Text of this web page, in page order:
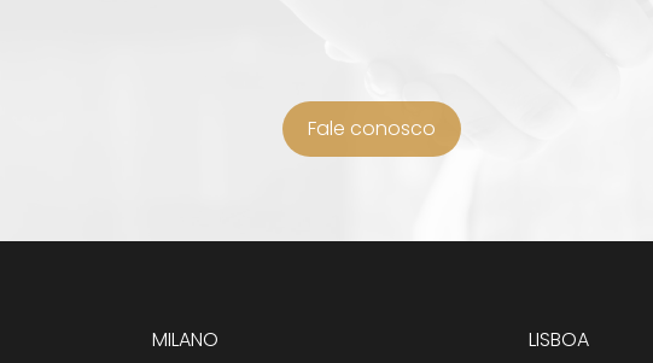
Fale conosco
MILANO LISBOA